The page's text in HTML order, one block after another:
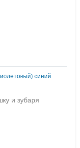
синий
и зубаря